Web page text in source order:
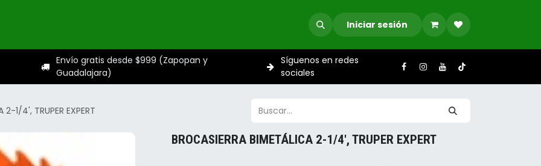
Iniciar sesión
Envío gratis desde $999 (Zapopan y
Guadalajara)
Síguenos en redes
sociales
2-1/4', TRUPER EXPERT
BROCASIERRA BIMETÁLICA 2-1/4', TRUPER EXPERT